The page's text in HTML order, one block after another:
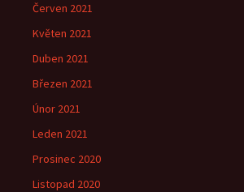
Červen 2021
Květen 2021
Duben 2021
Březen 2021
Únor 2021
Leden 2021
Prosinec 2020
Listopad 2020